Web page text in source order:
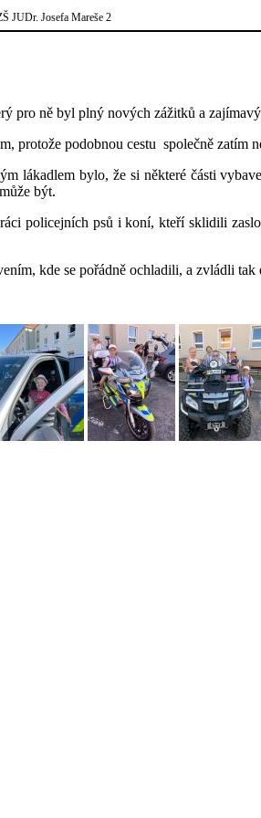
JUDr. Josefa Mareše 2
pro ně byl plný nových zážitků a
protože podobnou cestu společně zatím
lákadlem bylo, že si některé části
být.
policejních psů i koní, kteří sklidili
kde se pořádně ochladili, a zvládli